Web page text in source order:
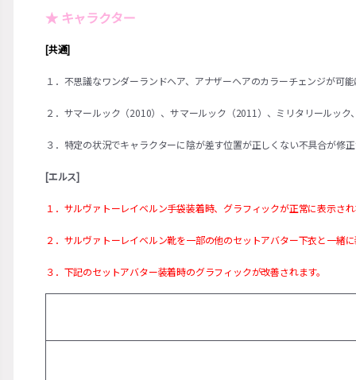
★ キャラクター
[共通]
１．不思議なワンダーランドヘア、アナザーヘアのカラーチェンジが可
２．サマールック（2010）、サマールック（2011）、ミリタリールッ
３．特定の状況でキャラクターに陰が差す位置が正しくない不具合が修
[エルス]
１．サルヴァトーレイベルン手袋装着時、グラフィックが正常に表示さ
２．サルヴァトーレイベルン靴を一部の他のセットアバター下衣と一緒
３．下記のセットアバター装着時のグラフィックが改善されます。